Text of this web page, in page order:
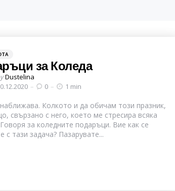
за Коледа
Dustelina
0 1 min
Колкото и да обичам този празник,
свързано с него, което ме стресира всяка
за коледните подаръци. Вие как се
с тази задача? Пазарувате...